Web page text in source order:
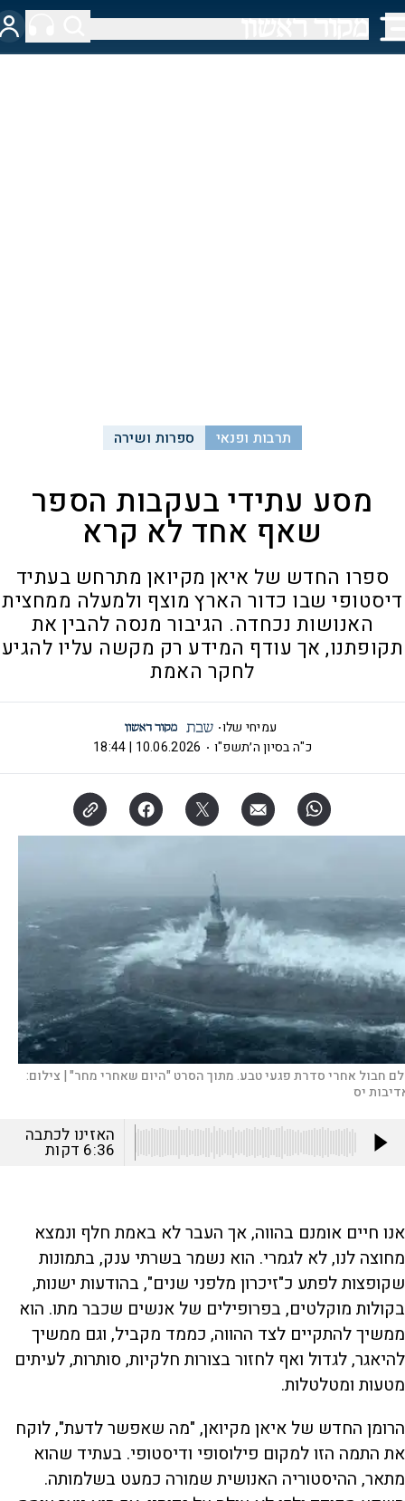
תרבות ופנאי ספרות ושירה
מסע עתידי בעקבות הספר
שאף אחד לא קרא
ספרו החדש של איאן מקיואן מתרחש בעתיד
דיסטופי שבו כדור הארץ מוצף ולמעלה ממחצית
האנושות נכחדה. הגיבור מנסה להבין את
תקופתנו, אך עודף המידע רק מקשה עליו להגיע
לחקר האמת
עמיחי שלו
כ"ה בסיון ה׳תשפ"ו
10.06.2026 | 18:44
חבול אחרי סדרת פגעי טבע. מתוך הסרט "היום שאחרי מחר" | צילום:
יס
האזינו לכתבה
6:36 דקות
אנו חיים אומנם בהווה, אך העבר לא באמת חלף ונמצא
מחוצה לנו, לא לגמרי. הוא נשמר בשרתי ענק, בתמונות
שקופצות לפתע כ"זיכרון מלפני שנים", בהודעות ישנות,
בקולות מוקלטים, בפרופילים של אנשים שכבר מתו. הוא
ממשיך להתקיים לצד ההווה, כממד מקביל, וגם ממשיך
להיאגר, לגדול ואף לחזור בצורות חלקיות, סותרות, לעיתים
מטעות ומטלטלות.
הרומן החדש של איאן מקיואן, "מה שאפשר לדעת", לוקח
את התמה הזו למקום פילוסופי ודיסטופי. בעתיד שהוא
מתאר, ההיסטוריה האנושית שמורה כמעט בשלמותה.